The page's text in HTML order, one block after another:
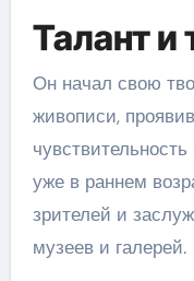
Талант и
Он начал свою
живописи,
уже в раннем
зрителей и
музеев и галерей.